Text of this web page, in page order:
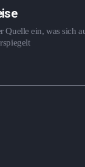
Quelle ein, was sich